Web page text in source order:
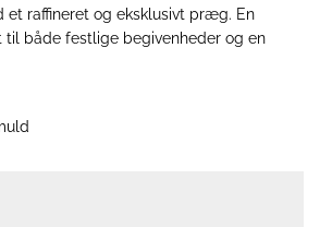
et raffineret og eksklusivt præg. En
til både festlige begivenheder og en